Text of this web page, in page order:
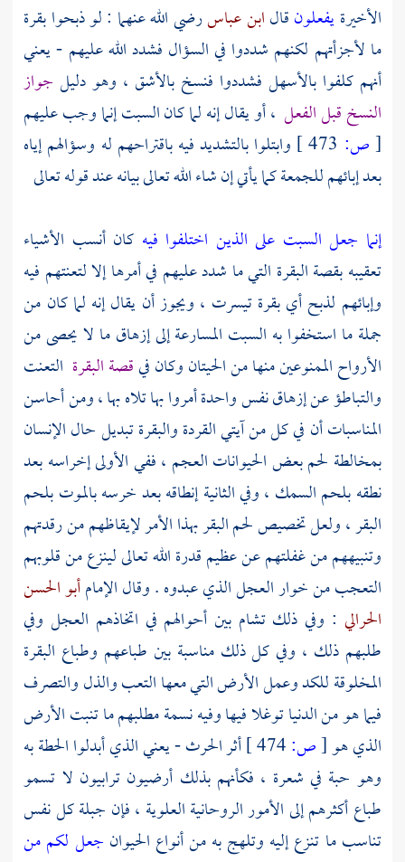
الأخيرةيفعلونقالابن عباسرضي الله عنهما : لو ذبحوا بقرة
ما لأجزأتهم لكنهم شددوا في السؤال فشدد الله عليهم - يعني
أنهم كلفوا بالأسهل فشددوا فنسخ بالأشق ، وهو دليل جواز
النسخ قبل الفعل ، أو يقال إنه لما كان السبت إنما وجب عليهم
[ص:
وابتلوا بالتشديد فيه باقتراحهم له وسؤالهم إياه
بعد إبائهم للجمعة كما يأتي إن شاء الله تعالى بيانه عند قوله تعالى
إنما جعل السبت على الذين اختلفوا فيه كان أنسب الأشياء
تعقيبه بقصة البقرة التي ما شدد عليهم في أمرها إلا لتعنتهم فيه
وإبائهم لذبح أي بقرة تيسرت ، ويجوز أن يقال إنه لما كان من
جملة ما استخفوا به السبت المسارعة إلى إزهاق ما لا يحصى من
الأرواح الممنوعين منها من الحيتان وكان فيقصة البقرة التعنت
والتباطؤ عن إزهاق نفس واحدة أمروا بها تلاه بها ، ومن أحاسن
المناسبات أن في كل من آيتي القردة والبقرة تبديل حال الإنسان
بمخالطة لحم بعض الحيوانات العجم ، ففي الأولى إخراسه بعد
نطقه بلحم السمك ، وفي الثانية إنطاقه بعد خرسه بالموت بلحم
البقر ، ولعل تخصيص لحم البقر بهذا الأمر لإيقاظهم من رقدتهم
وتنبيههم من غفلتهم عن عظيم قدرة الله تعالى لينزع من قلوبهم
التعجب من خوار العجل الذي عبدوه . وقال الإمامأبو الحسن
الحرالي : وفي ذلك تشام بين أحوالهم في اتخاذهم العجل وفي
طلبهم ذلك ، وفي كل ذلك مناسبة بين طباعهم وطباع البقرة
المخلوقة للكد وعمل الأرض التي معها التعب والذل والتصرف
فيما هو من الدنيا توغلا فيها وفيه نسمة مطلبهم ما تنبت الأرض
الذي هو[ص:
أثر الحرث - يعني الذي أبدلوا الحطة به
وهو حبة في شعرة ، فكأنهم بذلك أرضيون ترابيون لا تسمو
طباع أكثرهم إلى الأمور الروحانية العلوية ، فإن جبلة كل نفس
تناسب ما تنزع إليه وتلهج به من أنواع الحيوان جعل لكم من